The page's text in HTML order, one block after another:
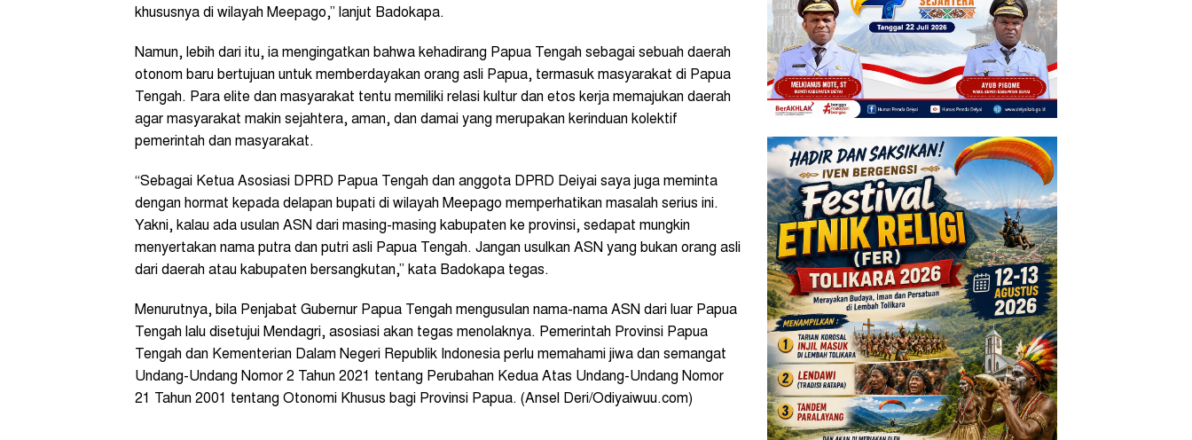
khususnya di wilayah Meepago,” lanjut Badokapa.
Namun, lebih dari itu, ia mengingatkan bahwa kehadirang Papua Tengah sebagai sebuah daerah
otonom baru bertujuan untuk memberdayakan orang asli Papua, termasuk masyarakat di Papua
Tengah. Para elite dan masyarakat tentu memiliki relasi kultur dan etos kerja memajukan daerah
agar masyarakat makin sejahtera, aman, dan damai yang merupakan kerinduan kolektif
pemerintah dan masyarakat.
“Sebagai Ketua Asosiasi DPRD Papua Tengah dan anggota DPRD Deiyai saya juga meminta
dengan hormat kepada delapan bupati di wilayah Meepago memperhatikan masalah serius ini.
Yakni, kalau ada usulan ASN dari masing-masing kabupaten ke provinsi, sedapat mungkin
menyertakan nama putra dan putri asli Papua Tengah. Jangan usulkan ASN yang bukan orang asli
dari daerah atau kabupaten bersangkutan,” kata Badokapa tegas.
Menurutnya, bila Penjabat Gubernur Papua Tengah mengusulan nama-nama ASN dari luar Papua
Tengah lalu disetujui Mendagri, asosiasi akan tegas menolaknya. Pemerintah Provinsi Papua
Tengah dan Kementerian Dalam Negeri Republik Indonesia perlu memahami jiwa dan semangat
Undang-Undang Nomor 2 Tahun 2021 tentang Perubahan Kedua Atas Undang-Undang Nomor
21 Tahun 2001 tentang Otonomi Khusus bagi Provinsi Papua. (Ansel Deri/Odiyaiwuu.com)